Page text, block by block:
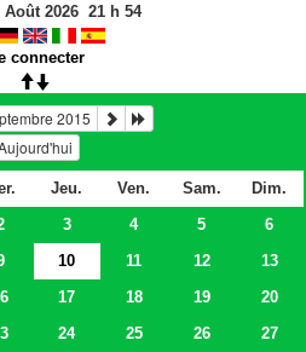
2026 21h 54
connecter
2015
Jeu. Ven. Sam.
Dim.
3 4 5
6
10 11 12
13
17 18 19
20
24 25 26
27